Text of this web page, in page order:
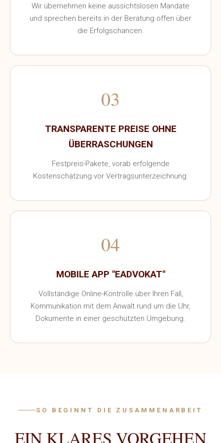
Ihnen in Verbindung setzen und Ihnen ausführlich über
die Dienstleistungen berichten. Der Spezialist der
Kanzlei beantwortet alle Fragen und bietet ein
Wir übernehmen keine aussichtslosen Mandate
und sprechen bereits in der Beratung offen über
die Erfolgschancen.
03
TRANSPARENTE PREISE OHNE
ÜBERRASCHUNGEN
Festpreis-Pakete, vorab erfolgende
Kostenschätzung vor Vertragsunterzeichnung.
04
MOBILE APP "EADVOKAT"
Vollständige Online-Kontrolle über Ihren Fall,
Kommunikation mit dem Anwalt rund um die Uhr,
Dokumente in einer geschützten Umgebung.
SO BEGINNT DIE ZUSAMMENARBEIT
EIN KLARES VORGEHEN